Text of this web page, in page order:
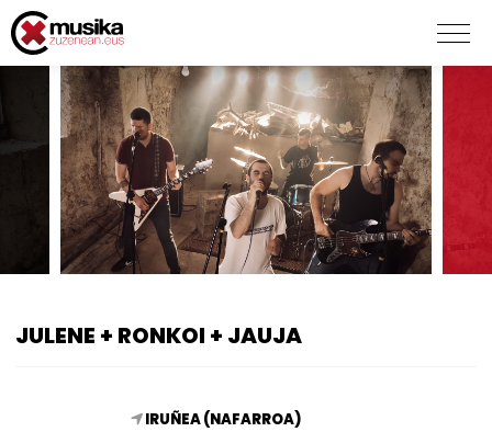
JULENE + RONKOI + JAUJA
IRUÑEA (NAFARROA)